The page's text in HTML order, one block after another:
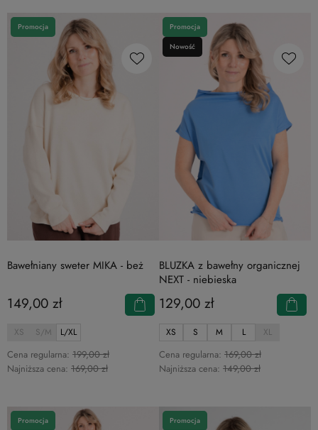
Bawełniany sweter MIKA - beż
149,00 zł
Cena regularna: 199,00 zł
Najniższa cena: 169,00 zł
XS S/M L/XL
Promocja
BLUZKA z bawełny organicznej
NEXT - niebieska
129,00 zł
Cena regularna: 169,00 zł
Najniższa cena: 149,00 zł
XS S M L XL
Promocja
Nowość
Promocja Promocja